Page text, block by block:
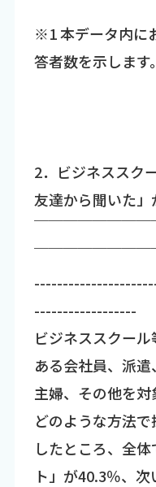
※1 本データ内に
答者数を示します。
2．ビジネススク
友達から聞いた」
￣￣￣￣￣￣￣
￣￣￣￣￣￣￣
------------------
ビジネススクー
ある会社員、派遣
主婦、その他を
どのような方法
したところ、全
ト」が40.3％、次